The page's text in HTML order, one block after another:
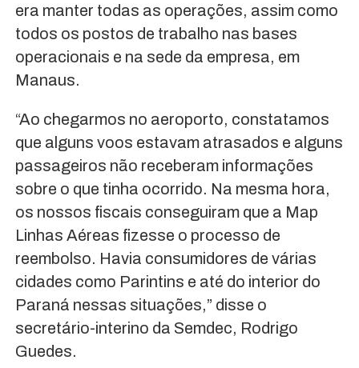
era manter todas as operações, assim como
todos os postos de trabalho nas bases
operacionais e na sede da empresa, em
Manaus.
“Ao chegarmos no aeroporto, constatamos
que alguns voos estavam atrasados e alguns
passageiros não receberam informações
sobre o que tinha ocorrido. Na mesma hora,
os nossos fiscais conseguiram que a Map
Linhas Aéreas fizesse o processo de
reembolso. Havia consumidores de várias
cidades como Parintins e até do interior do
Paraná nessas situações,” disse o
secretário-interino da Semdec, Rodrigo
Guedes.